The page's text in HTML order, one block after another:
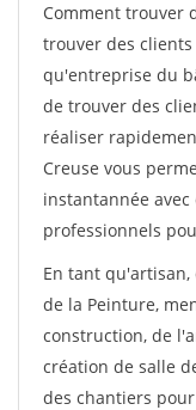
Comment trouver
trouver des
qu'entreprise du
de trouver des
réaliser
Creuse vous
instantannée
professionnels
En tant qu'artisan,
de la Peinture,
construction, de
création de salle
des chantiers